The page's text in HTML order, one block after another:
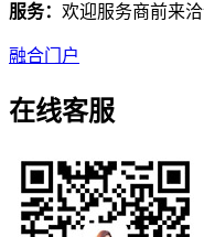
服务： 欢迎服务商前来
融合门户
在线客服